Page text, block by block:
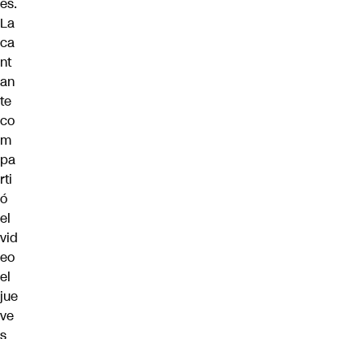
La
ca
nt
an
te
co
m
pa
rti
ó
el
vid
eo
el
jue
ve
s